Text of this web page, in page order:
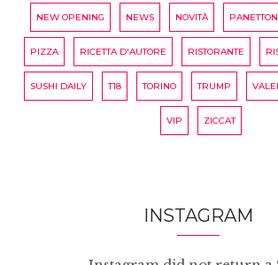
NEW OPENING NEWS NOVITÀ
PIZZA RICETTA D'AUTORE RISTORANTE
SUSHI DAILY T18 TORINO TRUMP
VIP ZICCAT
INSTAGRAM